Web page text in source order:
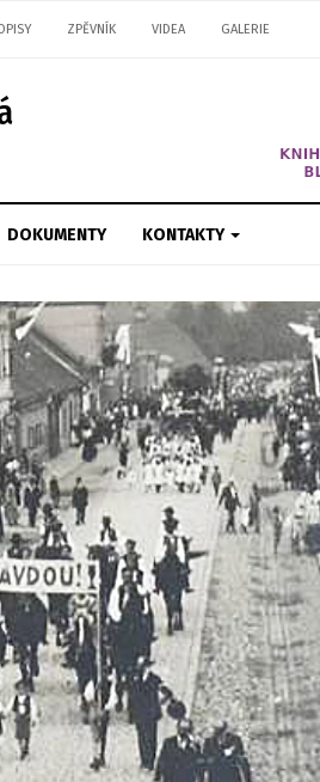
ZPĚVNÍK VIDEA GALERIE
DOKUMENTY KONTAKTY